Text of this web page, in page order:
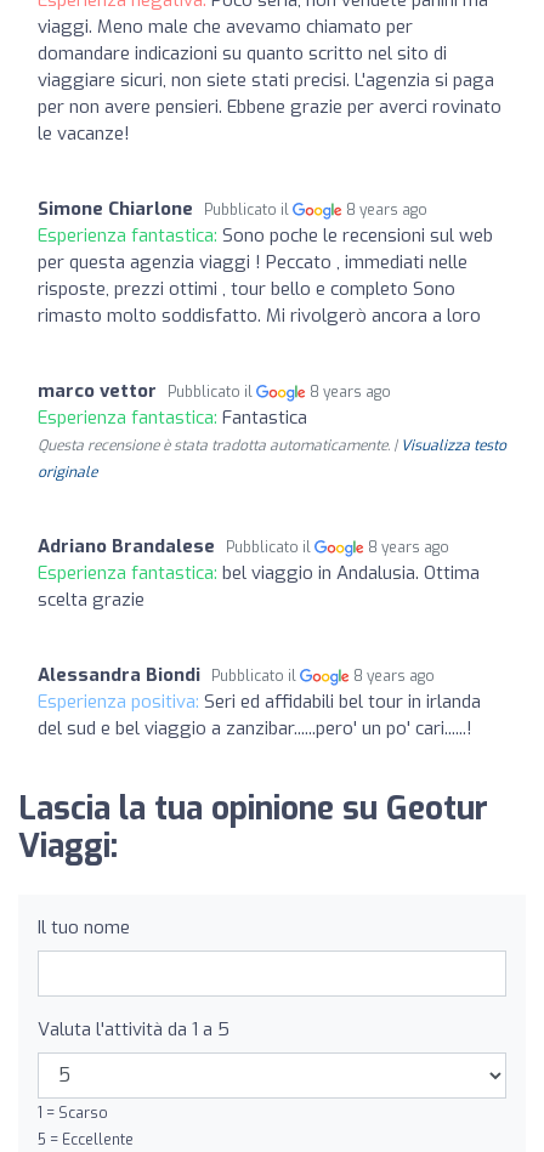
viaggi. Meno male che avevamo chiamato per
domandare indicazioni su quanto scritto nel sito di
viaggiare sicuri, non siete stati precisi. L'agenzia si paga
per non avere pensieri. Ebbene grazie per averci rovinato
le vacanze!
Simone Chiarlone Pubblicato il 8 years ago
Esperienza fantastica: Sono poche le recensioni sul web
per questa agenzia viaggi ! Peccato , immediati nelle
risposte, prezzi ottimi , tour bello e completo Sono
rimasto molto soddisfatto. Mi rivolgerò ancora a loro
marco vettor Pubblicato il 8 years ago
Esperienza fantastica: Fantastica
Questa recensione è stata tradotta automaticamente. | Visualizza testo
originale
Adriano Brandalese Pubblicato il 8 years ago
Esperienza fantastica: bel viaggio in Andalusia. Ottima
scelta grazie
Alessandra Biondi Pubblicato il 8 years ago
Esperienza positiva: Seri ed affidabili bel tour in irlanda
del sud e bel viaggio a zanzibar......pero' un po' cari......!
Lascia la tua opinione su Geotur
Viaggi:
Il tuo nome
Valuta l'attività da 1 a 5
1 = Scarso
5 = Eccellente